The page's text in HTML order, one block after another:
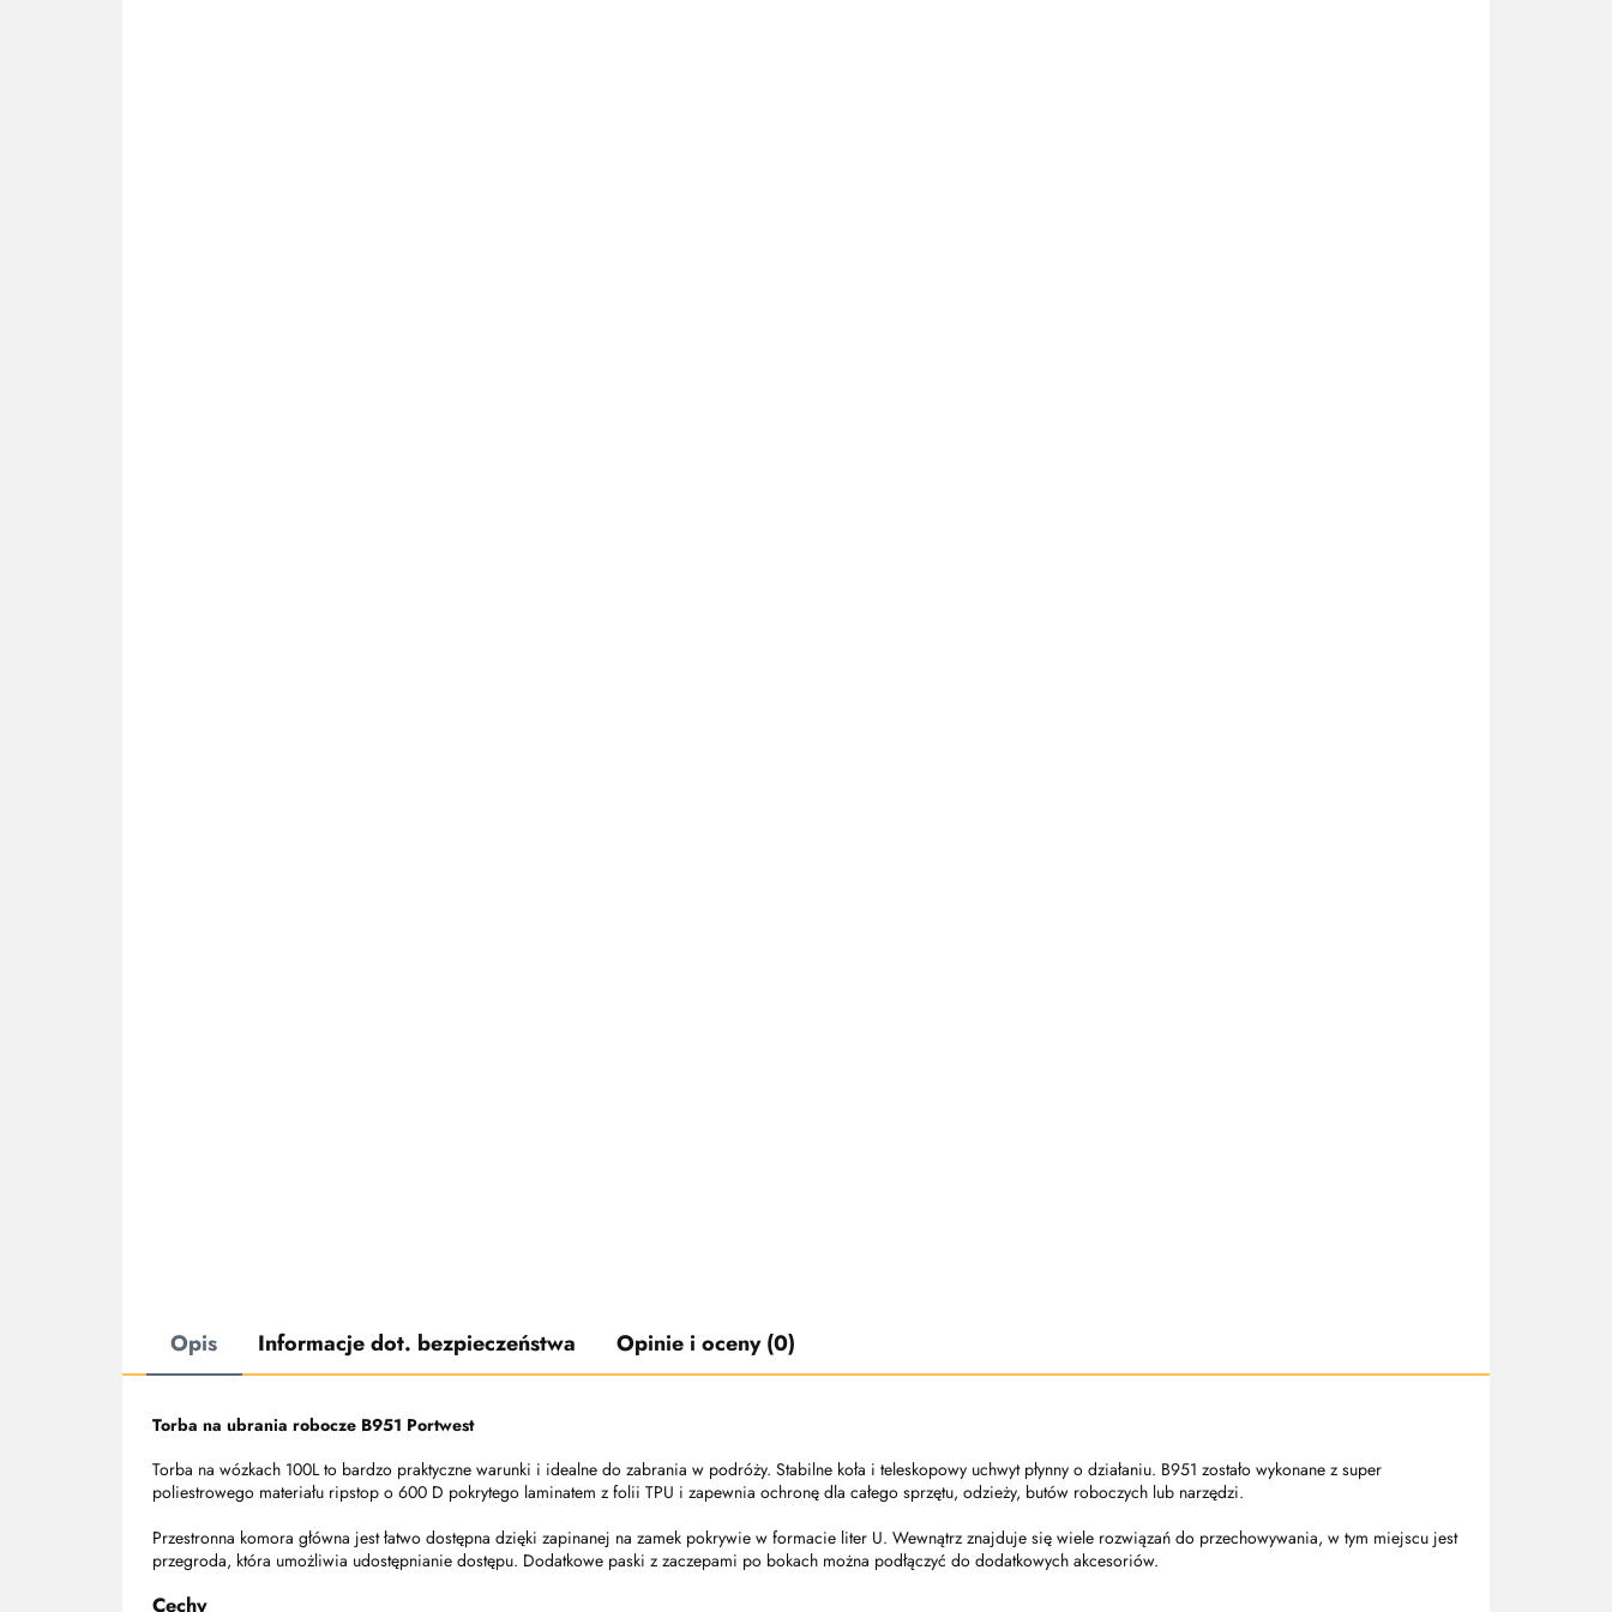
Opis Informacje dot. bezpieczeństwa Opinie i oceny (0)
Torba na ubrania robocze B951 Portwest
Torba na wózkach 100L to bardzo praktyczne warunki i idealne do zabrania w podróży. Stabilne koła i teleskopowy uchwyt płynny o działaniu. B951 zostało wykonane z super
poliestrowego materiału ripstop o 600 D pokrytego laminatem z folii TPU i zapewnia ochronę dla całego sprzętu, odzieży, butów roboczych lub narzędzi.
Przestronna komora główna jest łatwo dostępna dzięki zapinanej na zamek pokrywie w formacie liter U. Wewnątrz znajduje się wiele rozwiązań do przechowywania, w tym miejscu jest
przegroda, która umożliwia udostępnianie dostępu. Dodatkowe paski z zaczepami po bokach można podłączyć do dodatkowych akcesoriów.
Cechy